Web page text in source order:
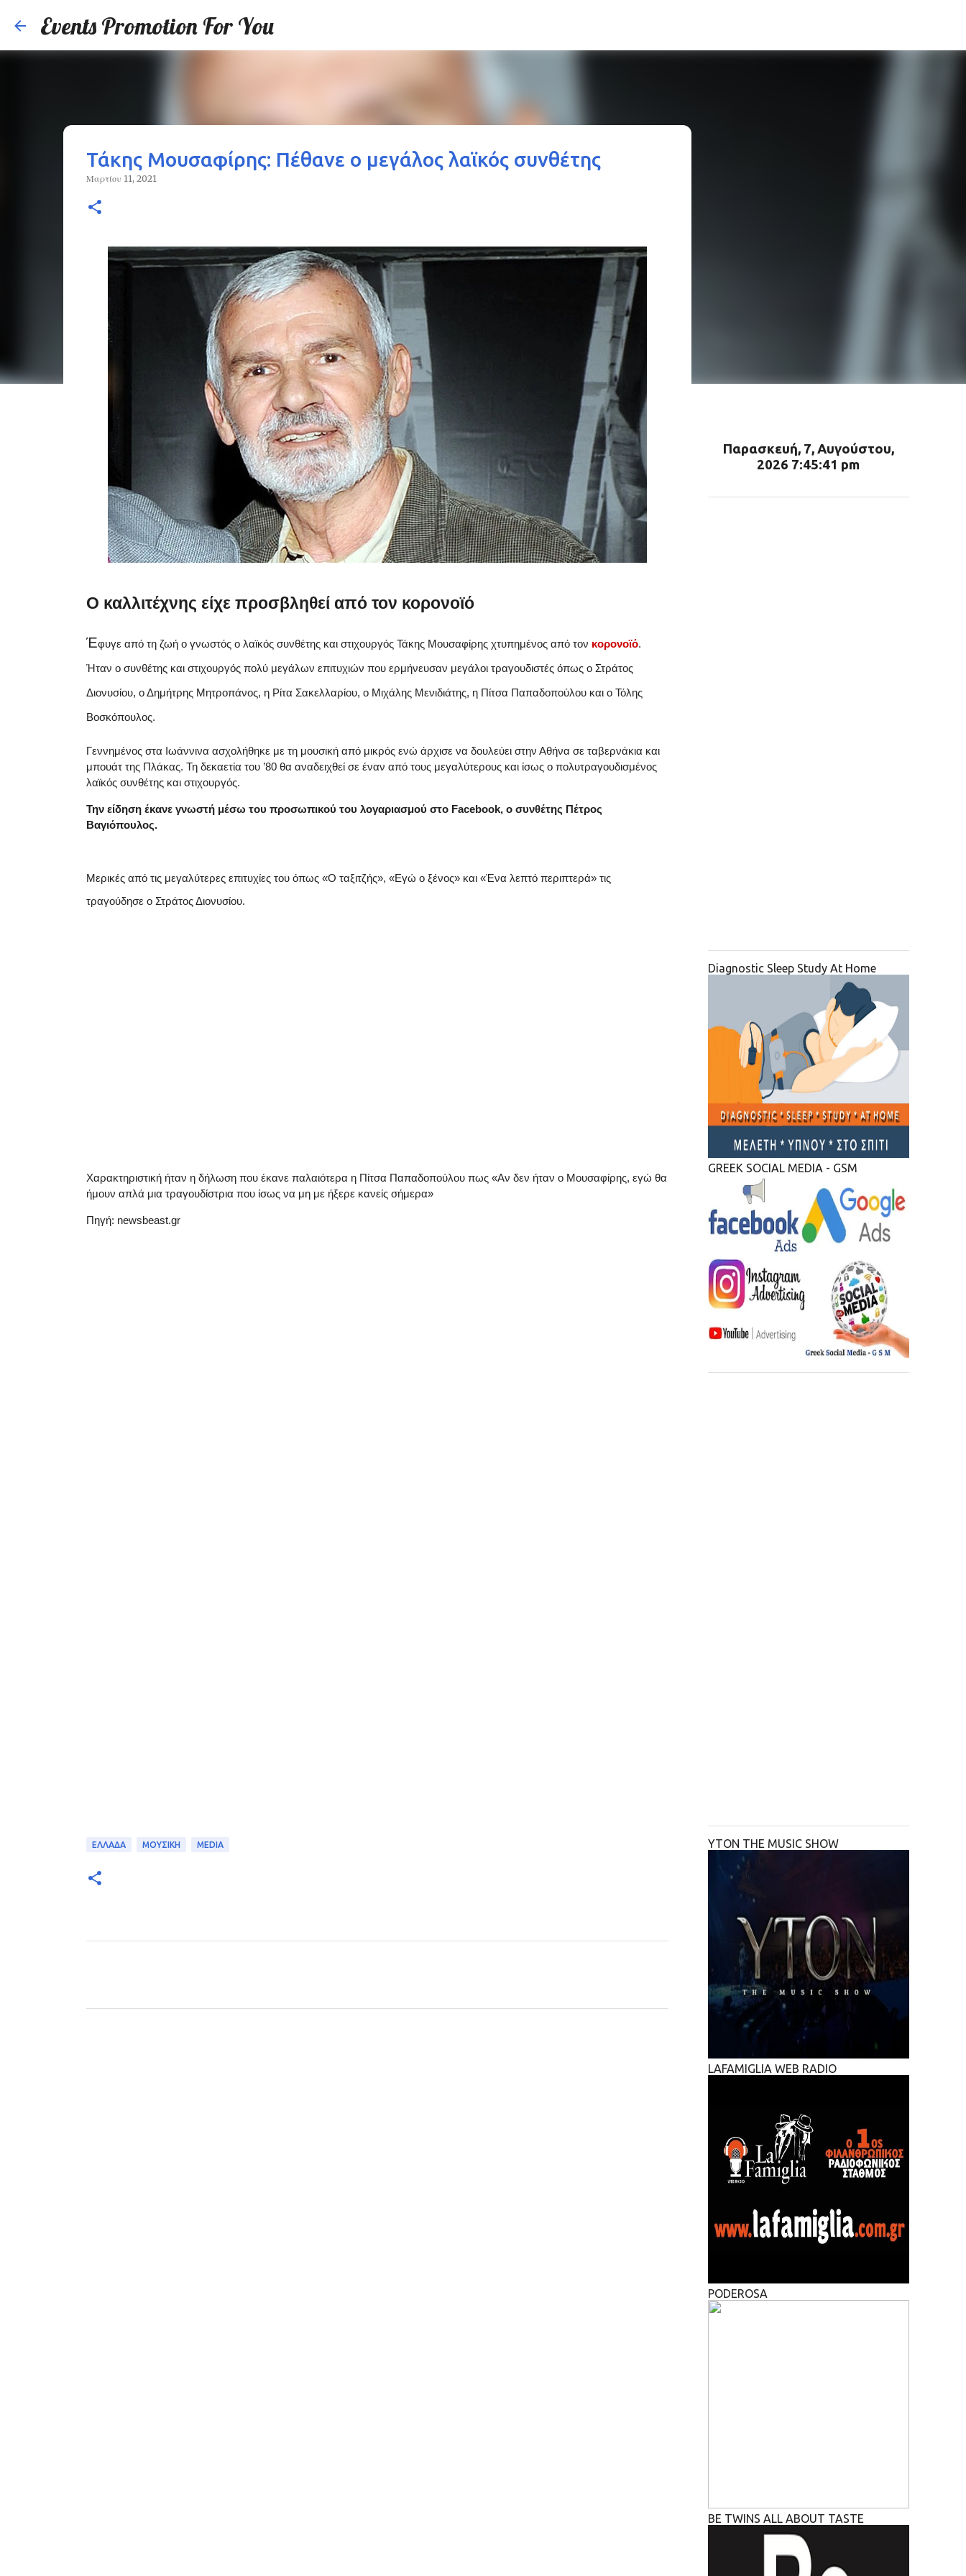
Events Promotion For You
Τάκης Μουσαφίρης: Πέθανε ο μεγάλος λαϊκός συνθέτης
Μαρτίου 11, 2021
Ο καλλιτέχνης είχε προσβληθεί από τον κορονοϊό
Έφυγε από τη ζωή ο γνωστός ο λαϊκός συνθέτης και στιχουργός Τάκης Μουσαφίρης χτυπημένος από τον κορονοϊό.
Ήταν ο συνθέτης και στιχουργός πολύ μεγάλων επιτυχιών που ερμήνευσαν μεγάλοι τραγουδιστές όπως ο Στράτος
Διονυσίου, ο Δημήτρης Μητροπάνος, η Ρίτα Σακελλαρίου, ο Μιχάλης Μενιδιάτης, η Πίτσα Παπαδοπούλου και ο Τόλης
Βοσκόπουλος.
Γεννημένος στα Ιωάννινα ασχολήθηκε με τη μουσική από μικρός ενώ άρχισε να δουλεύει στην Αθήνα σε ταβερνάκια και
μπουάτ της Πλάκας. Τη δεκαετία του ’80 θα αναδειχθεί σε έναν από τους μεγαλύτερους και ίσως ο πολυτραγουδισμένος
λαϊκός συνθέτης και στιχουργός.
Την είδηση έκανε γνωστή μέσω του προσωπικού του λογαριασμού στο Facebook, ο συνθέτης Πέτρος
Βαγιόπουλος.
Μερικές από τις μεγαλύτερες επιτυχίες του όπως «Ο ταξιτζής», «Εγώ ο ξένος» και «Ένα λεπτό περιπτερά» τις
τραγούδησε ο Στράτος Διονυσίου.
Χαρακτηριστική ήταν η δήλωση που έκανε παλαιότερα η Πίτσα Παπαδοπούλου πως «Αν δεν ήταν ο Μουσαφίρης, εγώ θα
ήμουν απλά μια τραγουδίστρια που ίσως να μη με ήξερε κανείς σήμερα»
Πηγή: newsbeast.gr
ΕΛΛΑΔΑ ΜΟΥΣΙΚΗ MEDIA
Παρασκευή, 7, Αυγούστου,
2026 7:45:42 pm
Diagnostic Sleep Study At Home
GREEK SOCIAL MEDIA - GSM
YTON THE MUSIC SHOW
LAFAMIGLIA WEB RADIO
PODEROSA
BE TWINS ALL ABOUT TASTE